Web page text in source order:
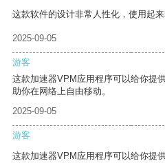
这款软件的设计非常人性化，使用起来
2025-09-05
游客
这款加速器VPM应用程序可以给你提
助你在网络上自由移动。
2025-09-05
游客
这款加速器VPM应用程序可以给你提